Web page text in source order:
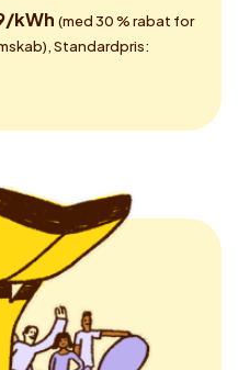
kWh (med 30 % rabat for
Standardpris: